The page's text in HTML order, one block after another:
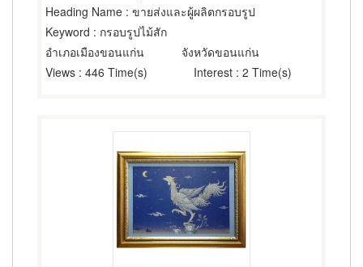
Heading Name : ขายส่งและผู้ผลิตกรอบรูป
Keyword : กรอบรูปไม้สัก
อำเภอเมืองขอนแก่น
จังหวัดขอนแก่น
Views : 446 Time(s) Interest : 2 Time(s)